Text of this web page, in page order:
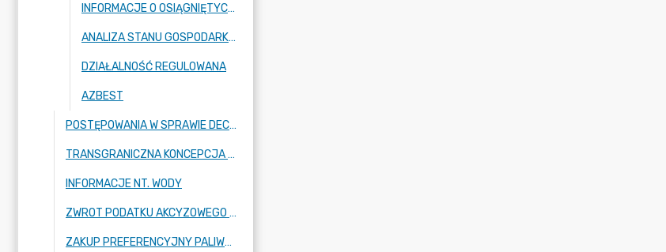
INFORMACJE O OSIĄGNIĘTYCH POZIOMACH RECYKLINGU
ANALIZA STANU GOSPODARKI ODPADAMI
DZIAŁALNOŚĆ REGULOWANA
AZBEST
POSTĘPOWANIA W SPRAWIE DECYZJI O ŚRODOWISKOWYCH UWARUNKOWANIACH
TRANSGRANICZNA KONCEPCJA ORGANIZACJI PUBLICZNEGO TRANSPORTU ZBIOROWEGO NA OBSZARZE ZWIĄZKU GMIN ZIEMI ZGORZELECKIEJ
INFORMACJE NT. WODY
ZWROT PODATKU AKCYZOWEGO - INFORMACJE
ZAKUP PREFERENCYJNY PALIWA STAŁEGO DLA GOSPODARSTW DOMOWYCH